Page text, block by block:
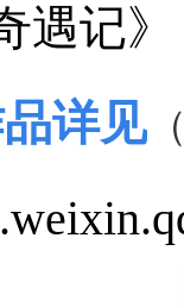
记》
详见